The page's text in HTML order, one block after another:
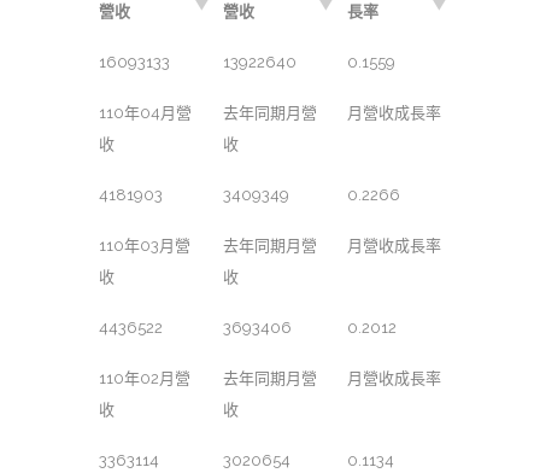
營收
營收
長率
16093133 13922640 0.1559
110年04月營
收
去年同期月營
收
月營收成長率
4181903 3409349 0.2266
110年03月營
收
去年同期月營
收
月營收成長率
4436522 3693406 0.2012
110年02月營
收
去年同期月營
收
月營收成長率
3363114 3020654 0.1134